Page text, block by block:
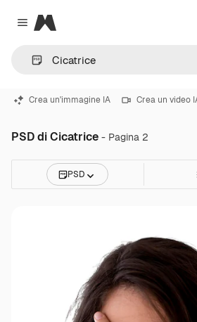
Close menu
Magnific
Crea un'immagine IA Crea un video
PSD di Cicatrice - Pagina 2
PSD